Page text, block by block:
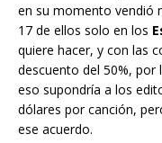
en su momento vendió
17 de ellos solo en los
quiere hacer, y con las
descuento del 50%, por
eso supondría a los
dólares por canción,
ese acuerdo.